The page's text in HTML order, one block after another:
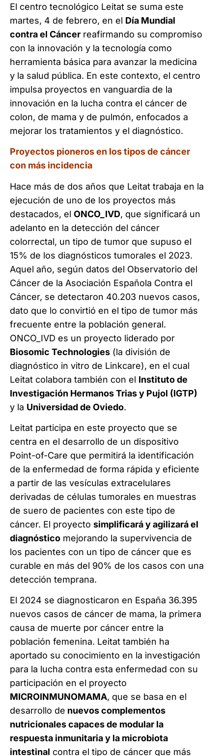
El centro tecnológico Leitat se suma este
martes, 4 de febrero, en el Día Mundial
contra el Cáncer reafirmando su compromiso
con la innovación y la tecnología como
herramienta básica para avanzar la medicina
y la salud pública. En este contexto, el centro
impulsa proyectos en vanguardia de la
innovación en la lucha contra el cáncer de
colon, de mama y de pulmón, enfocados a
mejorar los tratamientos y el diagnóstico.
Proyectos pioneros en los tipos de cáncer
con más incidencia
Hace más de dos años que Leitat trabaja en la
ejecución de uno de los proyectos más
destacados, el ONCO_IVD, que significará un
adelanto en la detección del cáncer
colorrectal, un tipo de tumor que supuso el
15% de los diagnósticos tumorales el 2023.
Aquel año, según datos del Observatorio del
Cáncer de la Asociación Española Contra el
Cáncer, se detectaron 40.203 nuevos casos,
dato que lo convirtió en el tipo de tumor más
frecuente entre la población general.
ONCO_IVD es un proyecto liderado por
Biosomic Technologies (la división de
diagnóstico in vitro de Linkcare), en el cual
Leitat colabora también con el Instituto de
Investigación Hermanos Trias y Pujol (IGTP)
y la Universidad de Oviedo.
Leitat participa en este proyecto que se
centra en el desarrollo de un dispositivo
Point-of-Care que permitirá la identificación
de la enfermedad de forma rápida y eficiente
a partir de las vesículas extracelulares
derivadas de células tumorales en muestras
de suero de pacientes con este tipo de
cáncer. El proyecto simplificará y agilizará el
diagnóstico mejorando la supervivencia de
los pacientes con un tipo de cáncer que es
curable en más del 90% de los casos con una
detección temprana.
El 2024 se diagnosticaron en España 36.395
nuevos casos de cáncer de mama, la primera
causa de muerte por cáncer entre la
población femenina. Leitat también ha
aportado su conocimiento en la investigación
para la lucha contra esta enfermedad con su
participación en el proyecto
MICROINMUNOMAMA, que se basa en el
desarrollo de nuevos complementos
nutricionales capaces de modular la
respuesta inmunitaria y la microbiota
intestinal contra el tipo de cáncer que más